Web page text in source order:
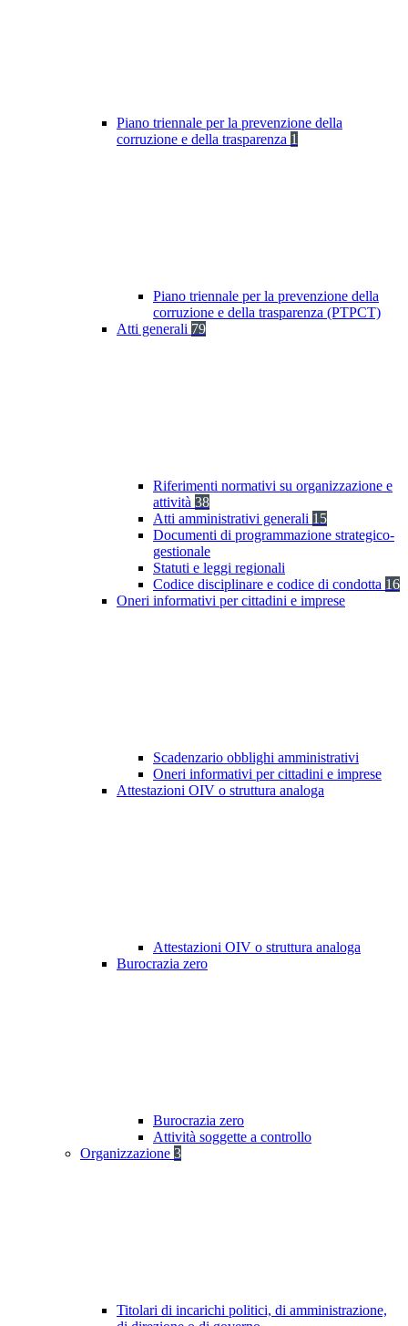
Piano triennale per la prevenzione della
corruzione e della trasparenza 1
Piano triennale per la prevenzione della
corruzione e della trasparenza (PTPCT)
Atti generali 79
Riferimenti normativi su organizzazione e
attività 38
Atti amministrativi generali 15
Documenti di programmazione strategico-
gestionale
Statuti e leggi regionali
Codice disciplinare e codice di condotta 16
Oneri informativi per cittadini e imprese
Scadenzario obblighi amministrativi
Oneri informativi per cittadini e imprese
Attestazioni OIV o struttura analoga
Attestazioni OIV o struttura analoga
Burocrazia zero
Burocrazia zero
Attività soggette a controllo
Organizzazione 3
Titolari di incarichi politici, di amministrazione,